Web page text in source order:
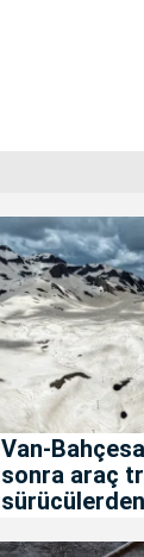
Van-
sonra araç